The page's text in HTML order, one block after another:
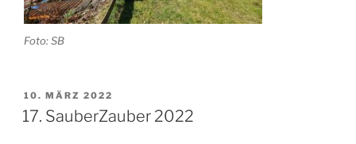
Foto: SB
VERÖFFENTLICHT
AM
10. MÄRZ 2022
17. SauberZauber 2022